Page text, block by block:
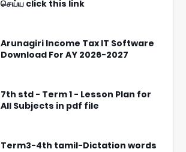
செய்ய click this link
Arunagiri Income Tax IT Software
Download For AY 2026-2027
7th std - Term 1 - Lesson Plan for
All Subjects in pdf file
Term3-4th tamil-Dictation words